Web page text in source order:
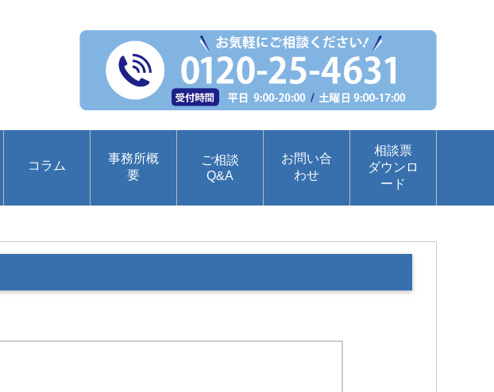
コラム
事務所概
要
ご相談
Q&A
お問い合
わせ
相談票
ダウンロ
ード